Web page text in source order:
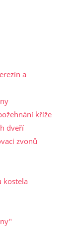
a
kříže
dveří
zvonů
kostela